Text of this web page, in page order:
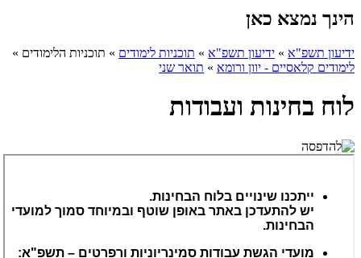
הינך נמצא כאן
ידיעון תשפ"א » ידיעון תשפ"א » תוכניות לימודים » תוכניות הלימודים »
לימודים קלאסיים - יוון ורומא » תואר שני
לוח בחינות ועבודות